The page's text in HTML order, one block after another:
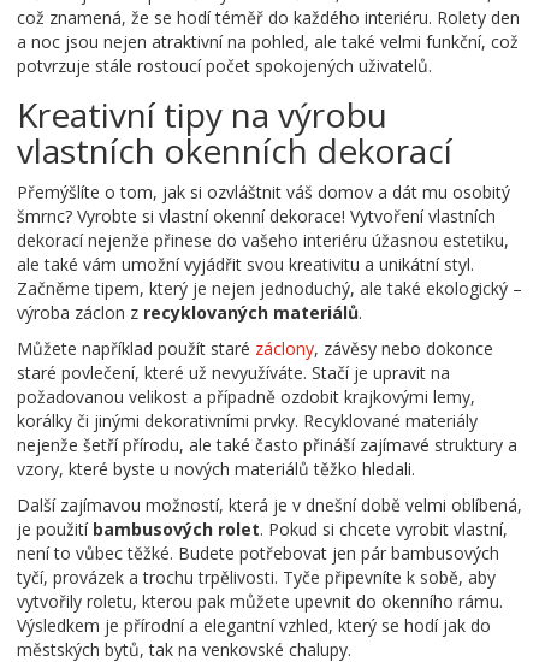
což znamená, že se hodí téměř do každého interiéru. Rolety den
a noc jsou nejen atraktivní na pohled, ale také velmi funkční, což
potvrzuje stále rostoucí počet spokojených uživatelů.
Kreativní tipy na výrobu
vlastních okenních dekorací
Přemýšlíte o tom, jak si ozvláštnit váš domov a dát mu osobitý
šmrnc? Vyrobte si vlastní okenní dekorace! Vytvoření vlastních
dekorací nejenže přinese do vašeho interiéru úžasnou estetiku,
ale také vám umožní vyjádřit svou kreativitu a unikátní styl.
Začněme tipem, který je nejen jednoduchý, ale také ekologický –
výroba záclon z recyklovaných materiálů.
Můžete například použít staré záclony, závěsy nebo dokonce
staré povlečení, které už nevyužíváte. Stačí je upravit na
požadovanou velikost a případně ozdobit krajkovými lemy,
korálky či jinými dekorativními prvky. Recyklované materiály
nejenže šetří přírodu, ale také často přináší zajímavé struktury a
vzory, které byste u nových materiálů těžko hledali.
Další zajímavou možností, která je v dnešní době velmi oblíbená,
je použití bambusových rolet. Pokud si chcete vyrobit vlastní,
není to vůbec těžké. Budete potřebovat jen pár bambusových
tyčí, provázek a trochu trpělivosti. Tyče připevníte k sobě, aby
vytvořily roletu, kterou pak můžete upevnit do okenního rámu.
Výsledkem je přírodní a elegantní vzhled, který se hodí jak do
městských bytů, tak na venkovské chalupy.